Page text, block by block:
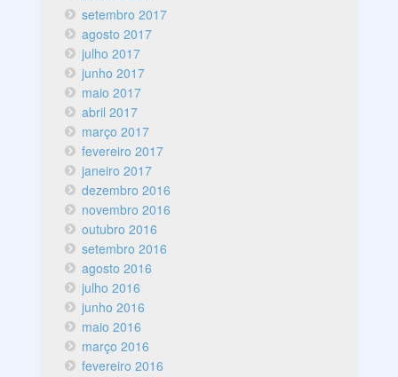
setembro 2017
agosto 2017
julho 2017
junho 2017
maio 2017
abril 2017
março 2017
fevereiro 2017
janeiro 2017
dezembro 2016
novembro 2016
outubro 2016
setembro 2016
agosto 2016
julho 2016
junho 2016
maio 2016
março 2016
fevereiro 2016